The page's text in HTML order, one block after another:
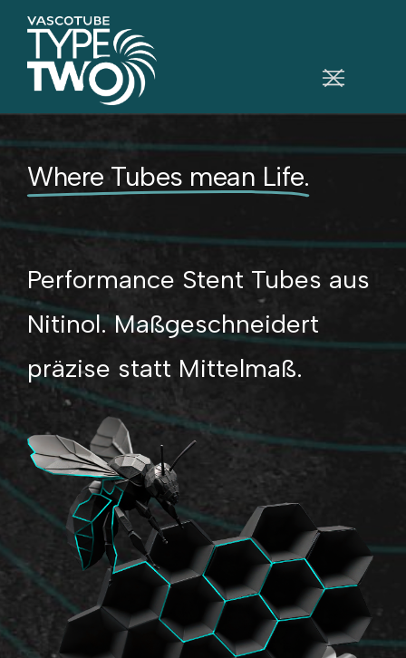
Where Tubes mean Life.
Performance Stent Tubes aus
Nitinol. Maßgeschneidert
präzise statt Mittelmaß.